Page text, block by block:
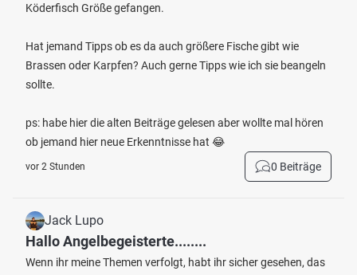
Köderfisch Größe gefangen.
Hat jemand Tipps ob es da auch größere Fische gibt wie
Brassen oder Karpfen? Auch gerne Tipps wie ich sie beangeln
sollte.
ps: habe hier die alten Beiträge gelesen aber wollte mal hören
ob jemand hier neue Erkenntnisse hat 😂
vor 2 Stunden 0 Beiträge
Jack Lupo
Hallo Angelbegeisterte........
Wenn ihr meine Themen verfolgt, habt ihr sicher gesehen, das